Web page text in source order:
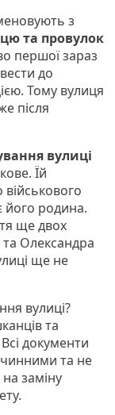
з
та провулок
першої зараз
до
Тому вулиця
після
вулиці
Їй
його родина.
ще двох
Олександра
ще не
вулиці?
та
документи
та не
заміну